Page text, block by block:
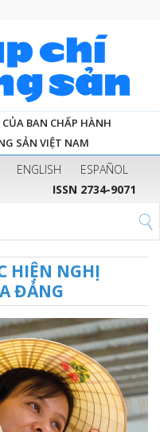
BAN CHẤP HÀNH
SẢN VIỆT NAM
ENGLISH
ESPAÑOL
ISSN 2734-9071
HIỆN NGHỊ
ĐẢNG